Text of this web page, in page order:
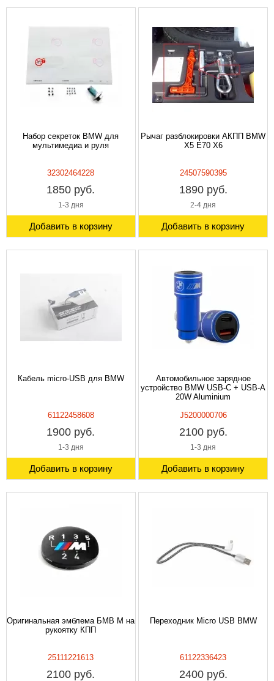
Набор секреток BMW для
мультимедиа и руля
32302464228
1850 руб.
1-3 дня
Добавить в корзину
Рычаг разблокировки АКПП BMW
X5 E70 X6
24507590395
1890 руб.
2-4 дня
Добавить в корзину
Кабель micro-USB для BMW
61122458608
1900 руб.
1-3 дня
Добавить в корзину
Автомобильное зарядное
устройство BMW USB-C + USB-A
20W Aluminium
J5200000706
2100 руб.
1-3 дня
Добавить в корзину
Оригинальная эмблема БМВ M на
рукоятку КПП
25111221613
2100 руб.
Переходник Micro USB BMW
61122336423
2400 руб.